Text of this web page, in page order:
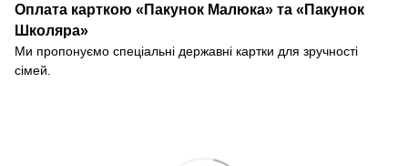
Оплата карткою «Пакунок Малюка» та «Пакунок
Школяра»
Ми пропонуємо спеціальні державні картки для зручності
сімей.